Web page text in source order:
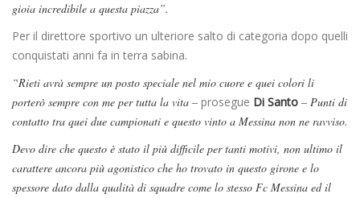
gioia incredibile a questa piazza”.
Per il direttore sportivo un ulteriore salto di categoria dopo quelli
conquistati anni fa in terra sabina.
“Rieti avrà sempre un posto speciale nel mio cuore e quei colori li
porterò sempre con me per tutta la vita – prosegue Di Santo – Punti di
contatto tra quei due campionati e questo vinto a Messina non ne ravviso.
Devo dire che questo è stato il più difficile per tanti motivi, non ultimo il
carattere ancora più agonistico che ho trovato in questo girone e lo
spessore dato dalla qualità di squadre come lo stesso Fc Messina ed il